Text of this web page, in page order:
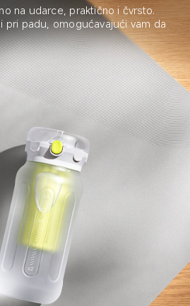
na udarce, praktično i čvrsto.
pri padu, omogućavajući vam da